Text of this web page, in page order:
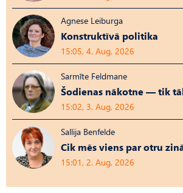
Agnese Leiburga
Konstruktīvā politika
15:05, 4. Aug, 2026
Sarmīte Feldmane
Šodienas nākotne — tik
15:02, 3. Aug, 2026
Sallija Benfelde
Cik mēs viens par otru
15:01, 2. Aug, 2026